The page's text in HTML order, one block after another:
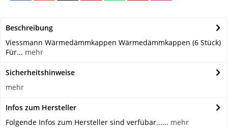
Beschreibung
Viessmann Wärmedämmkappen Wärmedämmkappen (6 Stück)
Für... mehr
Sicherheitshinweise
mehr
Infos zum Hersteller
Folgende Infos zum Hersteller sind verfübar...... mehr